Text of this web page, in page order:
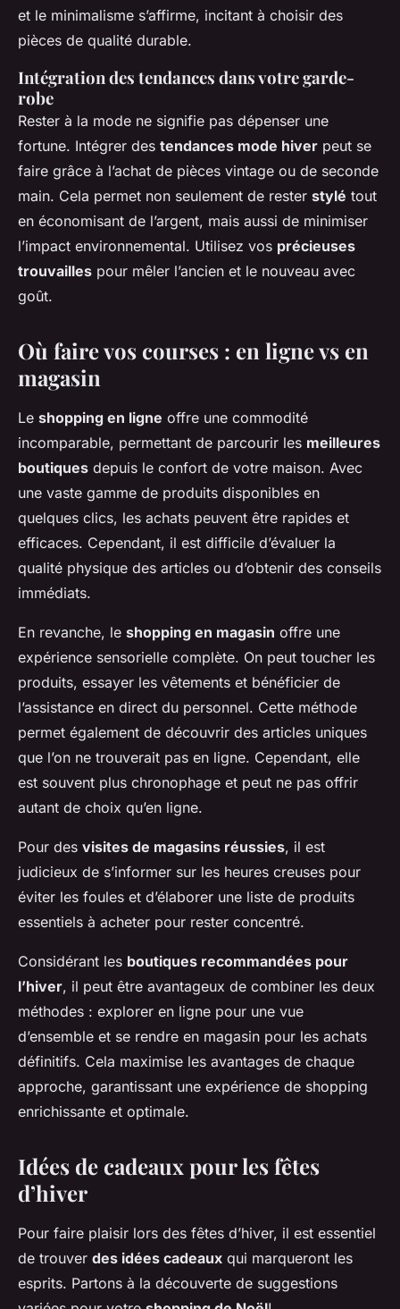
et le minimalisme s’affirme, incitant à choisir des
pièces de qualité durable.
Intégration des tendances dans votre garde-
robe
Rester à la mode ne signifie pas dépenser une
fortune. Intégrer des tendances mode hiver peut se
faire grâce à l’achat de pièces vintage ou de seconde
main. Cela permet non seulement de rester stylé tout
en économisant de l’argent, mais aussi de minimiser
l’impact environnemental. Utilisez vos précieuses
trouvailles pour mêler l’ancien et le nouveau avec
goût.
Où faire vos courses : en ligne vs en
magasin
Le shopping en ligne offre une commodité
incomparable, permettant de parcourir les meilleures
boutiques depuis le confort de votre maison. Avec
une vaste gamme de produits disponibles en
quelques clics, les achats peuvent être rapides et
efficaces. Cependant, il est difficile d’évaluer la
qualité physique des articles ou d’obtenir des conseils
immédiats.
En revanche, le shopping en magasin offre une
expérience sensorielle complète. On peut toucher les
produits, essayer les vêtements et bénéficier de
l’assistance en direct du personnel. Cette méthode
permet également de découvrir des articles uniques
que l’on ne trouverait pas en ligne. Cependant, elle
est souvent plus chronophage et peut ne pas offrir
autant de choix qu’en ligne.
Pour des visites de magasins réussies, il est
judicieux de s’informer sur les heures creuses pour
éviter les foules et d’élaborer une liste de produits
essentiels à acheter pour rester concentré.
Considérant les boutiques recommandées pour
l’hiver, il peut être avantageux de combiner les deux
méthodes : explorer en ligne pour une vue
d’ensemble et se rendre en magasin pour les achats
définitifs. Cela maximise les avantages de chaque
approche, garantissant une expérience de shopping
enrichissante et optimale.
Idées de cadeaux pour les fêtes
d’hiver
Pour faire plaisir lors des fêtes d’hiver, il est essentiel
de trouver des idées cadeaux qui marqueront les
esprits. Partons à la découverte de suggestions